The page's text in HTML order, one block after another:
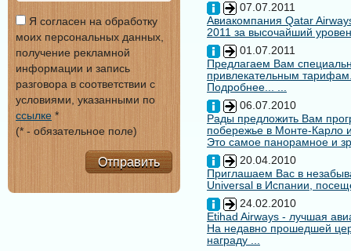
07.07.2011
Авиакомпания Qatar
2011 за высочайший
01.07.2011
Предлагаем Вам
привлекательным
Подробнее... ...
06.07.2010
Рады предложить Вам
побережье в Монте-Карло
Это самое панорамное и
20.04.2010
Приглашаем Вас в
Universal в Испании,
24.02.2010
Etihad Airways - лучшая
На недавно прошедшей
награду ...
Я согласен на обработку
моих персональных данных,
получение рекламной
информации и запись
разговора в соответствии с
условиями, указанными по
ссылке *
(* - обязательное поле)
Отправить